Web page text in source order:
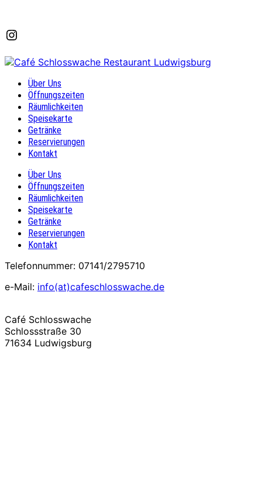
Instagram
Über Uns
Öffnungszeiten
Räumlichkeiten
Speisekarte
Getränke
Reservierungen
Kontakt
Über Uns
Öffnungszeiten
Räumlichkeiten
Speisekarte
Getränke
Reservierungen
Kontakt
Telefonnummer: 07141/2795710
e-Mail: info(at)cafeschlosswache.de
Café Schlosswache
Schlossstraße 30
71634 Ludwigsburg